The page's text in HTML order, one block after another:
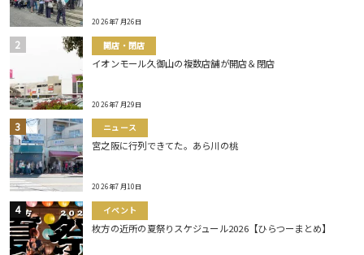
2026年7月26日
開店・閉店
イオンモール久御山の複数店舗が開店＆閉店
2026年7月29日
ニュース
宮之阪に行列できてた。あら川の桃
2026年7月10日
イベント
枚方の近所の夏祭りスケジュール2026【ひらつーまとめ】